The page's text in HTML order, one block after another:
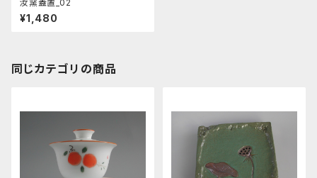
汝窯蓋置_02
¥1,480
同じカテゴリの商品